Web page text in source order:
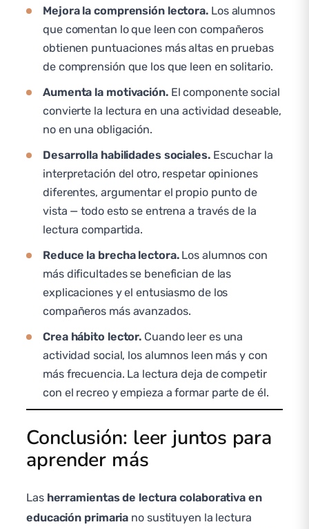
Mejora la comprensión lectora. Los alumnos
que comentan lo que leen con compañeros
obtienen puntuaciones más altas en pruebas
de comprensión que los que leen en solitario.
Aumenta la motivación.El componente social
convierte la lectura en una actividad deseable,
no en una obligación.
Desarrolla habilidades sociales.Escuchar la
interpretación del otro, respetar opiniones
diferentes, argumentar el propio punto de
vista — todo esto se entrena a través de la
lectura compartida.
Reduce la brecha lectora.Los alumnos con
más dificultades se benefician de las
explicaciones y el entusiasmo de los
compañeros más avanzados.
Crea hábito lector. Cuando leer es una
actividad social, los alumnos leen más y con
más frecuencia. La lectura deja de competir
con el recreo y empieza a formar parte de él.
Conclusión: leer juntos para
aprender más
Las herramientas de lectura colaborativa en
educación primaria no sustituyen la lectura